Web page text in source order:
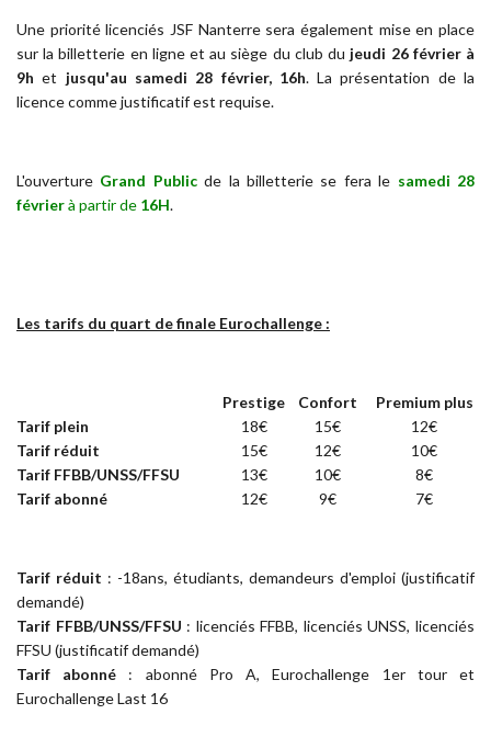
Une priorité licenciés JSF Nanterre sera également mise en place
sur la billetterie en ligne et au siège du club du jeudi 26 février à
9het jusqu'au samedi 28 février, 16h. La présentation de la
licence comme justificatif est requise.
L'ouverture Grand Publicde la billetterie se fera le samedi 28
févrierà partir de 16H.
Les tarifs du quart de finale Eurochallenge :
Prestige Confort
Premium plus
Tarif plein
18€ 15€
12€
Tarif réduit
15€ 12€
10€
Tarif FFBB/UNSS/FFSU
13€ 10€
8€
Tarif abonné
12€ 9€ 7€
Tarif réduit : -18ans, étudiants, demandeurs d'emploi (justificatif
demandé)
Tarif FFBB/UNSS/FFSU : licenciés FFBB, licenciés UNSS, licenciés
FFSU (justificatif demandé)
Tarif abonné : abonné Pro A, Eurochallenge 1er tour et
Eurochallenge Last 16